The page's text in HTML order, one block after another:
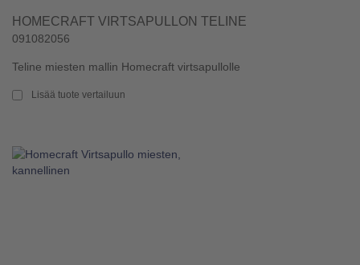
HOMECRAFT VIRTSAPULLON TELINE
091082056
Teline miesten mallin Homecraft virtsapullolle
Lisää tuote vertailuun